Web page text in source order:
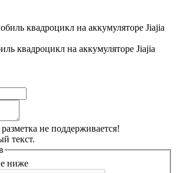
квадроцикл на аккумуляторе Jiajia
не поддерживается!
текст.
ниже